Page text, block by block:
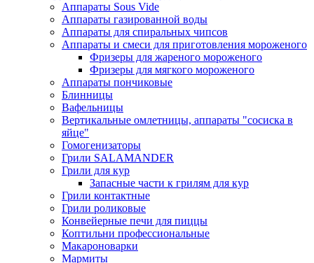
Аппараты Sous Vide
Аппараты газированной воды
Аппараты для спиральных чипсов
Аппараты и смеси для приготовления мороженого
Фризеры для жареного мороженого
Фризеры для мягкого мороженого
Аппараты пончиковые
Блинницы
Вафельницы
Вертикальные омлетницы, аппараты "сосиска в
яйце"
Гомогенизаторы
Грили SALAMANDER
Грили для кур
Запасные части к грилям для кур
Грили контактные
Грили роликовые
Конвейерные печи для пиццы
Коптильни профессиональные
Макароноварки
Мармиты